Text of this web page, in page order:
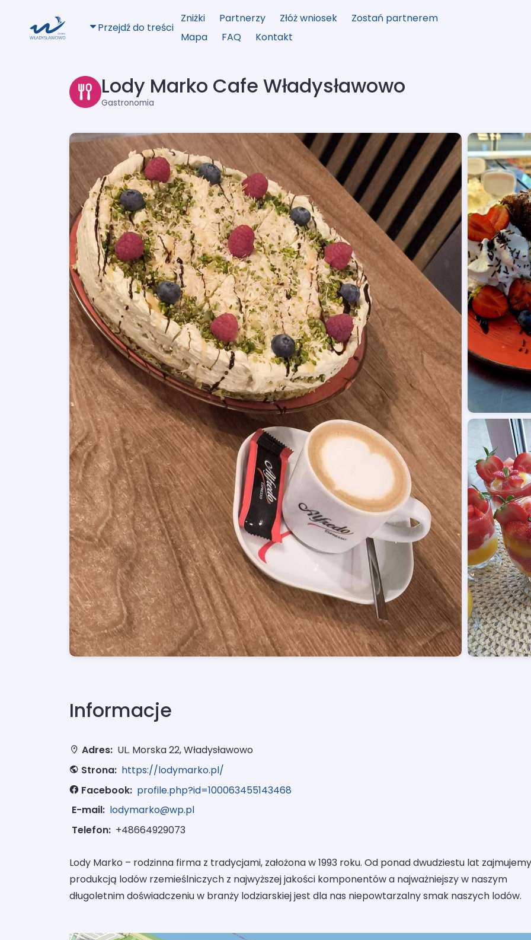
Przejdź do treści
Zniżki Partnerzy Złóż wniosek
Zostań partnerem
Mapa
FAQ Kontakt
Lody Marko Cafe Władysławowo
Gastronomia
Informacje
Adres: UL. Morska 22, Władysławowo
Strona: https://lodymarko.pl/
Facebook: profile.php?id=100063455143468
E-mail: lodymarko@wp.pl
Telefon: +48664929073
Lody Marko – rodzinna firma z tradycjami, założona w 1993 roku. Od ponad dwudziestu lat
produkcją lodów rzemieślniczych z najwyższej jakości komponentów a najważniejszy w naszym
długoletnim doświadczeniu w branży lodziarskiej jest dla nas niepowtarzalny smak naszych lodów.